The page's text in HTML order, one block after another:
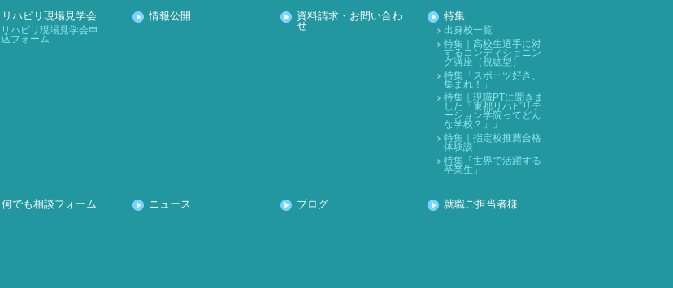
2021年09月
リハビリ現場見学会
リハビリ現場見学会申
込フォーム
情報公開
資料請求・お問い合わ
せ
特集
出身校一覧
特集｜高校生選手に対
するコンディショニン
グ講座（視聴型）
特集「スポーツ好き、
集まれ！」
特集｜現職PTに聞きま
した「東都リハビリテ
ーション学院ってどん
な学校？」」
特集｜指定校推薦合格
体験談
特集「世界で活躍する
卒業生」
何でも相談フォーム ニュース ブログ 就職ご担当者様